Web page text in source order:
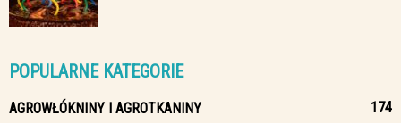
POPULARNE KATEGORIE
AGROWŁÓKNINY I AGROTKANINY 174